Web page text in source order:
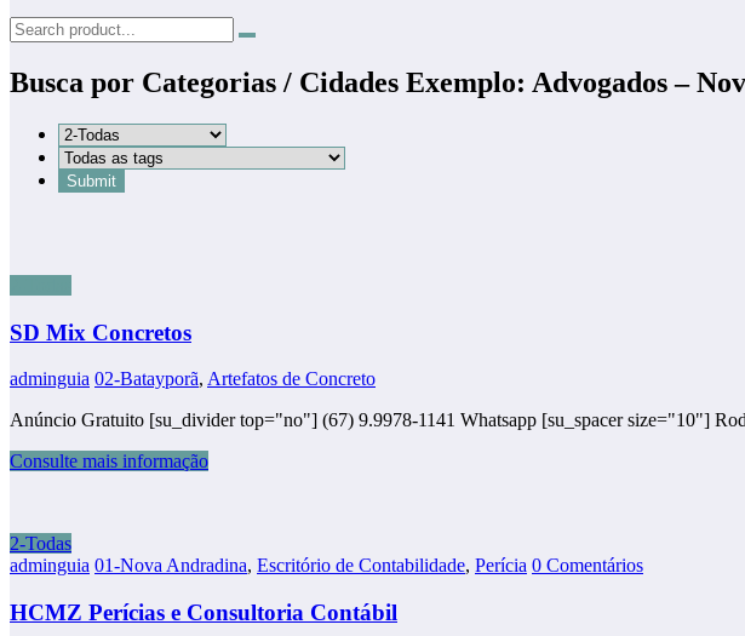
Busca por Categorias / Cidades Exemplo: Advogados –
SD Mix Concretos
adminguia 02-Batayporã, Artefatos de Concreto
Anúncio Gratuito [su_divider top="no"] (67) 9.9978-1141 Whatsapp [su_spacer size="10"]
Consulte mais informação
2-Todas
adminguia 01-Nova Andradina, Escritório de Contabilidade, Perícia 0 Comentários
HCMZ Perícias e Consultoria Contábil